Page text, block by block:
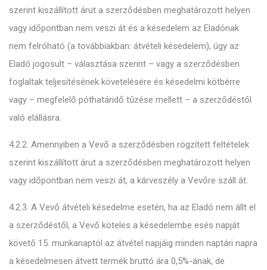
szerint kiszállított árut a szerződésben meghatározott helyen
vagy időpontban nem veszi át és a késedelem az Eladónak
nem felróható (a továbbiakban: átvételi késedelem), úgy az
Eladó jogosult – választása szerint – vagy a szerződésben
foglaltak teljesítésének követelésére és késedelmi kötbérre
vagy – megfelelő póthatáridő tűzése mellett – a szerződéstől
való elállásra.
4.2.2. Amennyiben a Vevő a szerződésben rögzített feltételek
szerint kiszállított árut a szerződésben meghatározott helyen
vagy időpontban nem veszi át, a kárveszély a Vevőre száll át.
4.2.3. A Vevő átvételi késedelme esetén, ha az Eladó nem állt el
a szerződéstől, a Vevő köteles a késedelembe esés napját
követő 15. munkanaptól az átvétel napjáig minden naptári napra
a késedelmesen átvett termék bruttó ára 0,5%-ának, de